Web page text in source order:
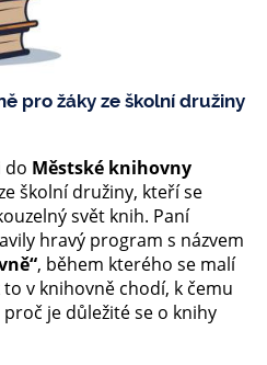
pro žáky ze školní družiny
do Městské knihovny
školní družiny, kteří se
svět knih. Paní
hravý program s názvem
, během kterého se malí
v knihovně chodí, k čemu
je důležité se o knihy